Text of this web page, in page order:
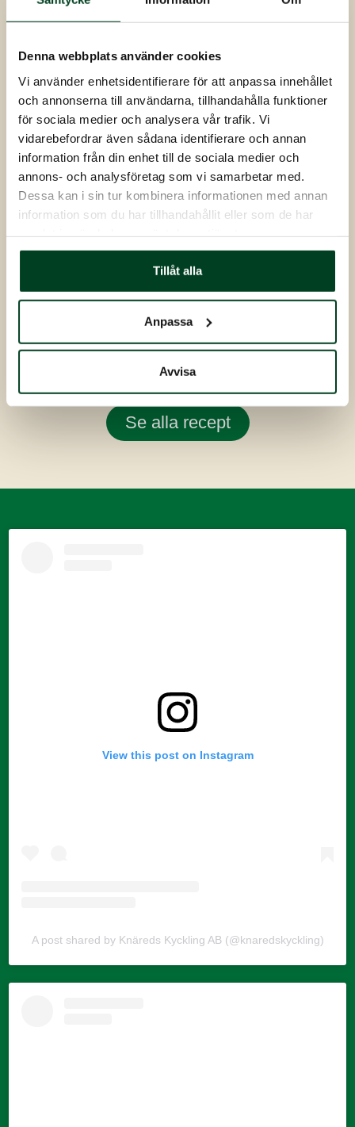
Denna webbplats använder cookies
Vi använder enhetsidentifierare för att anpassa innehållet
och annonserna till användarna, tillhandahålla funktioner
för sociala medier och analysera vår trafik. Vi
vidarebefordrar även sådana identifierare och annan
information från din enhet till de sociala medier och
annons- och analysföretag som vi samarbetar med.
Dessa kan i sin tur kombinera informationen med annan
information som du har tillhandahållit eller som de har
Tillåt alla
Anpassa
Avvisa
En krämig kycklinggratäng med bacon, vitlök och
en touch av...
Se alla recept
View this post on Instagram
A post shared by Knäreds Kyckling AB (@knaredskyckling)